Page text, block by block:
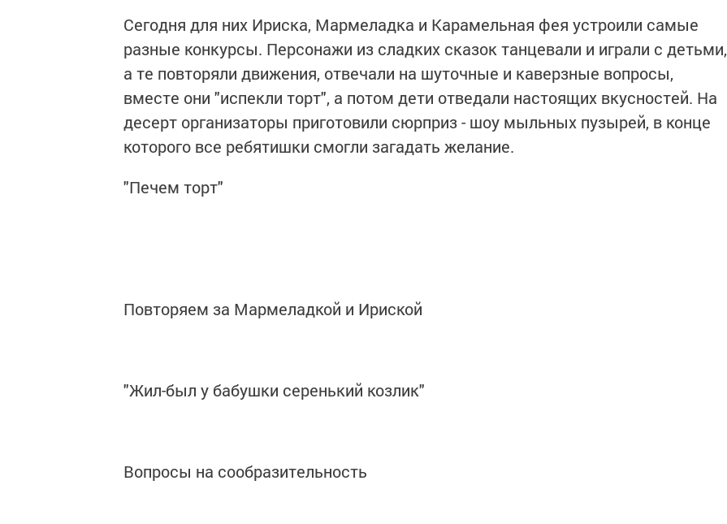
Сегодня для них Ириска, Мармеладка и Карамельная фея устроили самые
разные конкурсы. Персонажи из сладких сказок танцевали и играли с детьми,
а те повторяли движения, отвечали на шуточные и каверзные вопросы,
вместе они "испекли торт", а потом дети отведали настоящих вкусностей. На
десерт организаторы приготовили сюрприз - шоу мыльных пузырей, в конце
которого все ребятишки смогли загадать желание.
"Печем торт"
Повторяем за Мармеладкой и Ириской
"Жил-был у бабушки серенький козлик"
Вопросы на сообразительность